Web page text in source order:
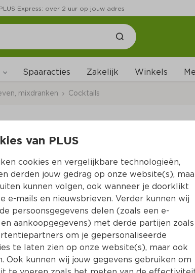
PLUS Express: over 2 uur op jouw adres
Spaaracties Zakelijk Winkels
mixdranken Cocktails
De Kuyper Amaretto
Per Fles 500 ml  (per liter €23.98)
11.99
Toevoegen
van PLUS
cookies en vergelijkbare technologieën,
derden jouw gedrag op onze website(s),
kunnen volgen, ook wanneer je doorklikt
e-mails en nieuwsbrieven. Verder kunnen wij
persoonsgegevens delen (zoals een e-
aankoopgegevens) met derde partijen zoals
om je gepersonaliseerde
te laten zien op onze website(s), maar ook
Ook kunnen wij jouw gegevens gebruiken om